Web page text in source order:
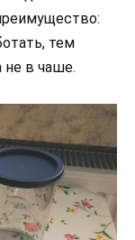
тем
не в чаше.